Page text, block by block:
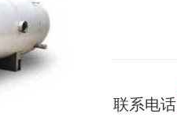
联系电话